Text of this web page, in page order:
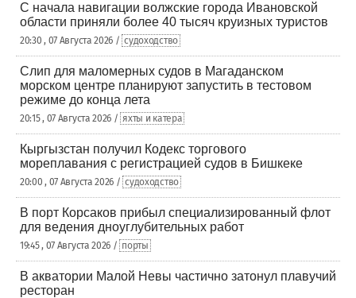
С начала навигации волжские города Ивановской
области приняли более 40 тысяч круизных туристов
20:30 , 07 Августа 2026 / судоходство
Слип для маломерных судов в Магаданском
морском центре планируют запустить в тестовом
режиме до конца лета
20:15 , 07 Августа 2026 / яхты и катера
Кыргызстан получил Кодекс торгового
мореплавания с регистрацией судов в Бишкеке
20:00 , 07 Августа 2026 / судоходство
В порт Корсаков прибыл специализированный флот
для ведения дноуглубительных работ
19:45 , 07 Августа 2026 / порты
В акватории Малой Невы частично затонул плавучий
ресторан